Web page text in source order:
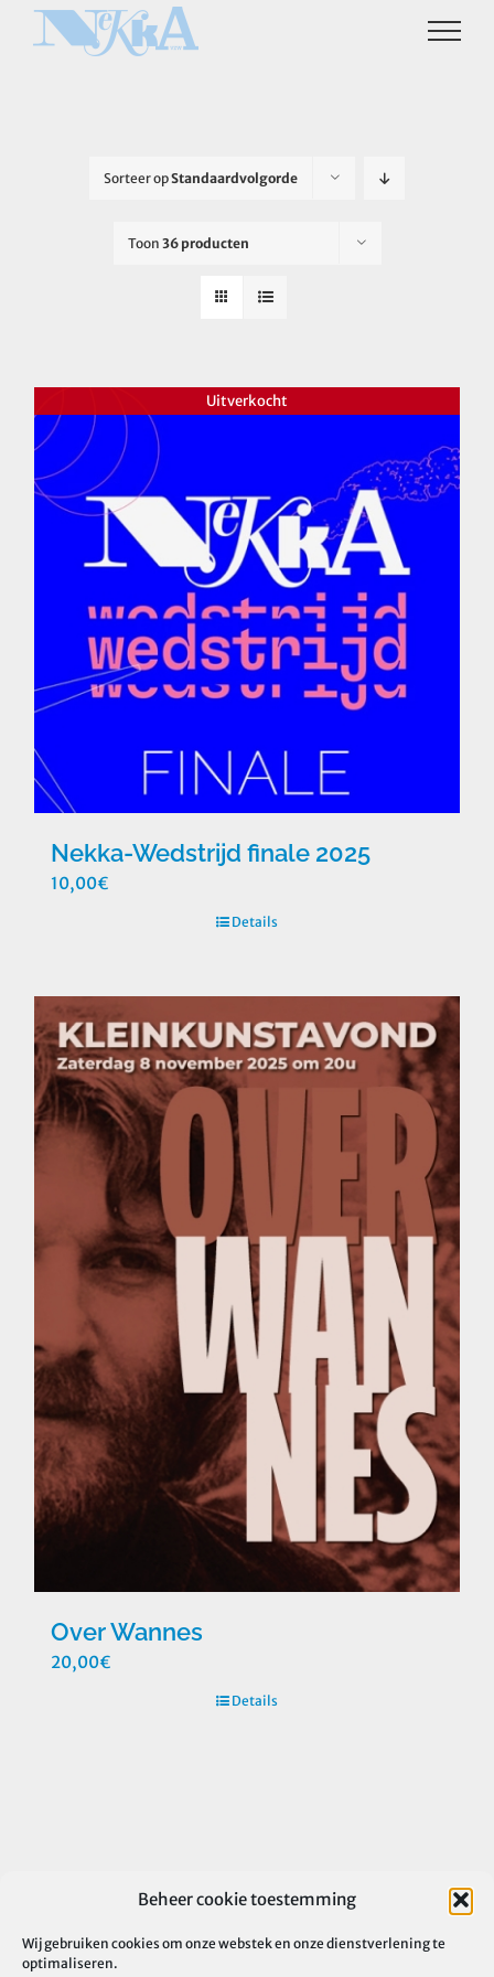
Beheer cookie toestemming
Wij gebruiken cookies om onze webstek en onze dienstverlening te
optimaliseren.
Sorteer opStandaardvolgorde
Toon 36 producten
Uitverkocht
Nekka-Wedstrijd finale 2025
10,00€
Details
Over Wannes
20,00€
Details